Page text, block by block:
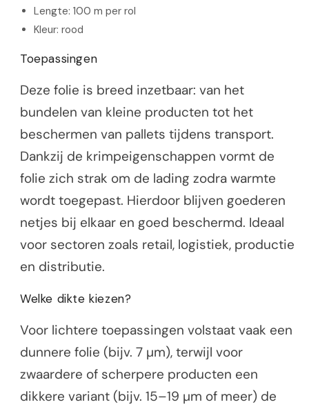
Lengte: 100 m per rol
Kleur: rood
Toepassingen
Deze folie is breed inzetbaar: van het
bundelen van kleine producten tot het
beschermen van pallets tijdens transport.
Dankzij de krimpeigenschappen vormt de
folie zich strak om de lading zodra warmte
wordt toegepast. Hierdoor blijven goederen
netjes bij elkaar en goed beschermd. Ideaal
voor sectoren zoals retail, logistiek, productie
en distributie.
Welke dikte kiezen?
Voor lichtere toepassingen volstaat vaak een
dunnere folie (bijv. 7 µm), terwijl voor
zwaardere of scherpere producten een
dikkere variant (bijv. 15–19 µm of meer) de